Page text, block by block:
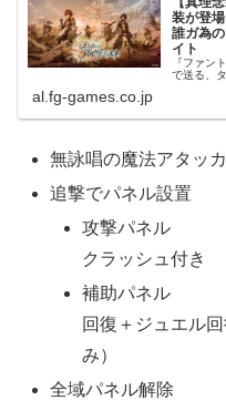
装が登
誰ガ為
イト
『ファン
で送る、
al.fg-games.co.jp
無詠唱の魔法アタッ
追撃でパネル設置
攻撃パネル
クラッシュ付き
補助パネル
回復＋ジュエル
み）
全域パネル解除